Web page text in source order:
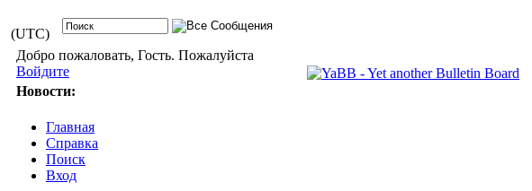
(UTC)
Добро пожаловать, Гость. Пожалуйста
Войдите
Новости:
Главная
Справка
Поиск
Вход